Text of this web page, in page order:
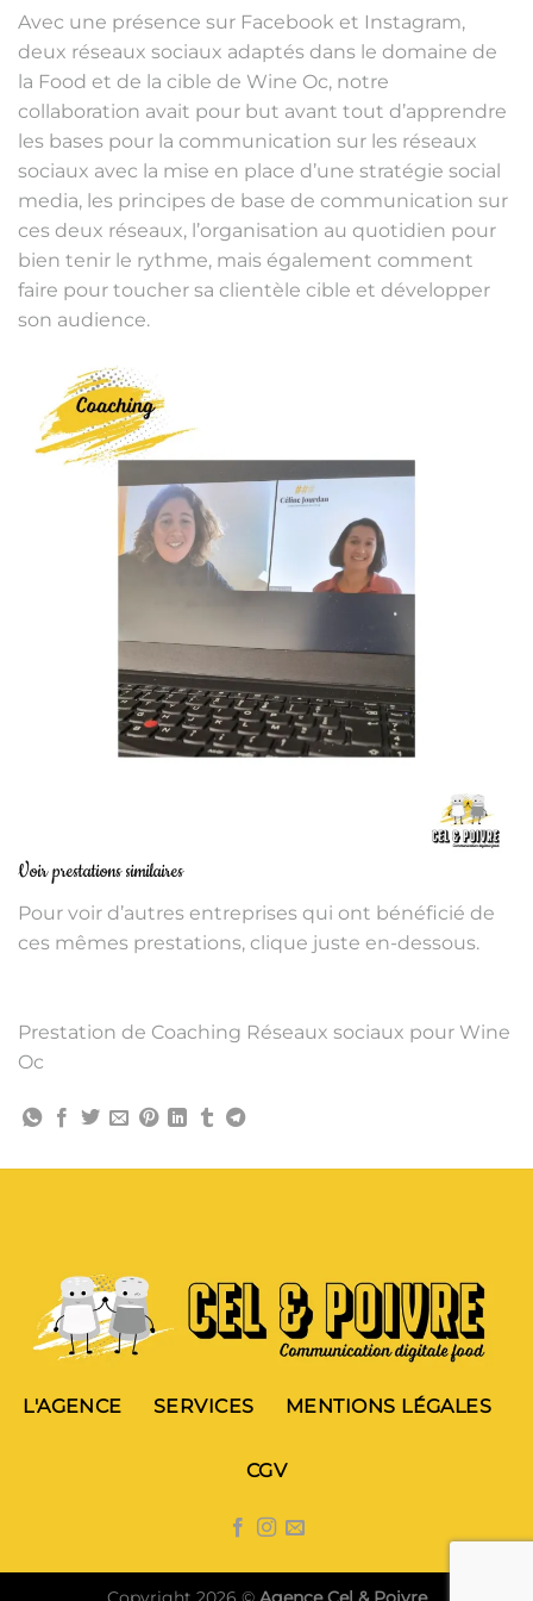
Prestation de Coaching Réseaux sociaux pour Wine
Oc
Avec une présence sur Facebook et Instagram,
deux réseaux sociaux adaptés dans le domaine de
la Food et de la cible de Wine Oc, notre
collaboration avait pour but avant tout d’apprendre
les bases pour la communication sur les réseaux
sociaux avec la mise en place d’une stratégie social
media, les principes de base de communication sur
ces deux réseaux, l’organisation au quotidien pour
bien tenir le rythme, mais également comment
faire pour toucher sa clientèle cible et développer
son audience.
Voir prestations similaires
Pour voir d’autres entreprises qui ont bénéficié de
ces mêmes prestations, clique juste en-dessous.
L'AGENCE SERVICES MENTIONS LÉGALES
CGV